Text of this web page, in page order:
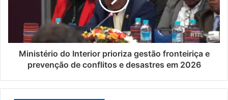
Ministério do Interior prioriza gestão fronteiriça e
prevenção de conflitos e desastres em 2026